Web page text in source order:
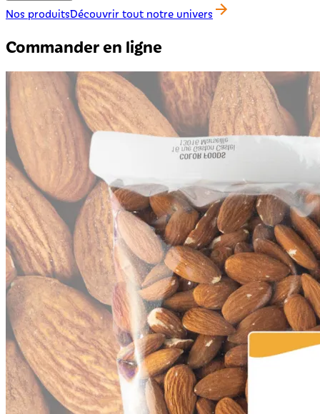
Nos produitsDécouvrir tout notre univers
Commander en ligne